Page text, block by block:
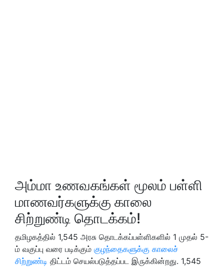
அம்மா உணவகங்கள் மூலம் பள்ளி
மாணவர்களுக்கு காலை
சிற்றுண்டி தொடக்கம்!
தமிழகத்தில் 1,545 அரசு தொடக்கப்பள்ளிகளில் 1 முதல் 5-
ம் வகுப்பு வரை படிக்கும் குழந்தைகளுக்கு காலைச்
சிற்றுண்டி திட்டம் செயல்படுத்தப்பட இருக்கின்றது. 1,545